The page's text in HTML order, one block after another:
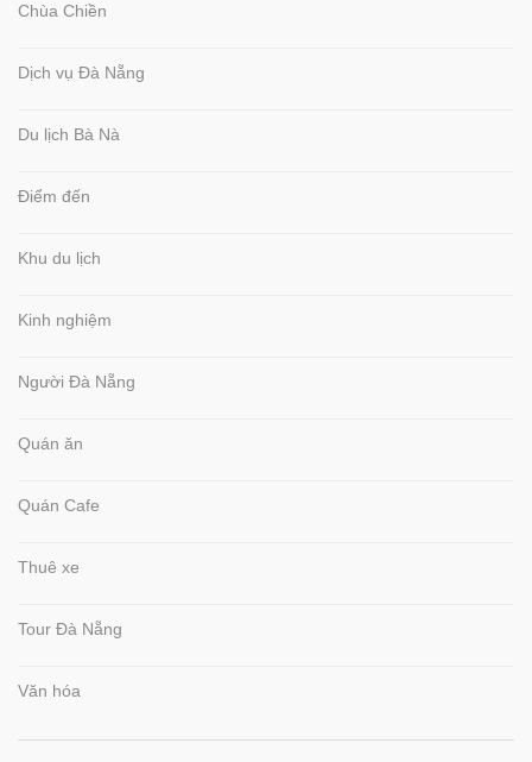
Chùa Chiền
Dịch vụ Đà Nẵng
Du lịch Bà Nà
Điểm đến
Khu du lịch
Kinh nghiệm
Người Đà Nẵng
Quán ăn
Quán Cafe
Thuê xe
Tour Đà Nẵng
Văn hóa